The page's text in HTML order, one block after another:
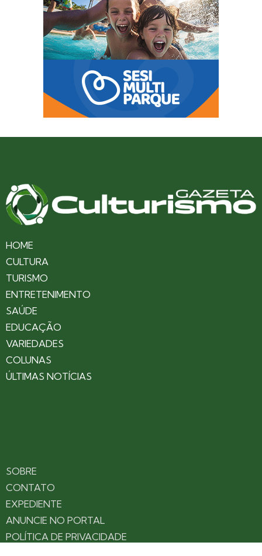
HOME
CULTURA
TURISMO
ENTRETENIMENTO
SAÚDE
EDUCAÇÃO
VARIEDADES
COLUNAS
ÚLTIMAS NOTÍCIAS
SOBRE
CONTATO
EXPEDIENTE
ANUNCIE NO PORTAL
POLÍTICA DE PRIVACIDADE